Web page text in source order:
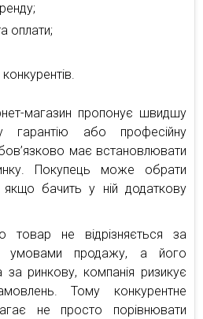
оплати;
конкурентів.
магазин пропонує швидшу
гарантію або професійну
має встановлювати
Покупець може обрати
бачить у ній додаткову
не відрізняється за
умовами продажу, а його
за ринкову, компанія ризикує
Тому конкурентне
не просто порівнювати